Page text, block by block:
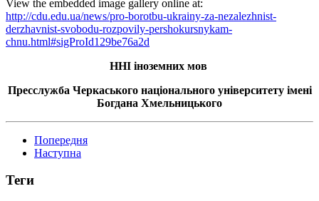
View the embedded image gallery online at:
http://cdu.edu.ua/news/pro-borotbu-ukrainy-za-nezalezhnist-
derzhavnist-svobodu-rozpovily-pershokursnykam-
chnu.html#sigProId129be76a2d
ННІ іноземних мов
Пресслужба Черкаського національного університету імені
Богдана Хмельницького
Попередня
Наступна
Теги